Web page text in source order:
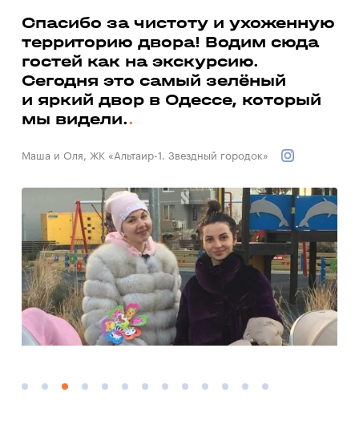
Спасибо за чистоту и ухоженную
территорию двора! Водим сюда
гостей как на экскурсию.
Сегодня это самый зелёный
и яркий двор в Одессе, который
мы видели.
Маша и Оля, ЖК «Альтаир-1. Звездный городок»